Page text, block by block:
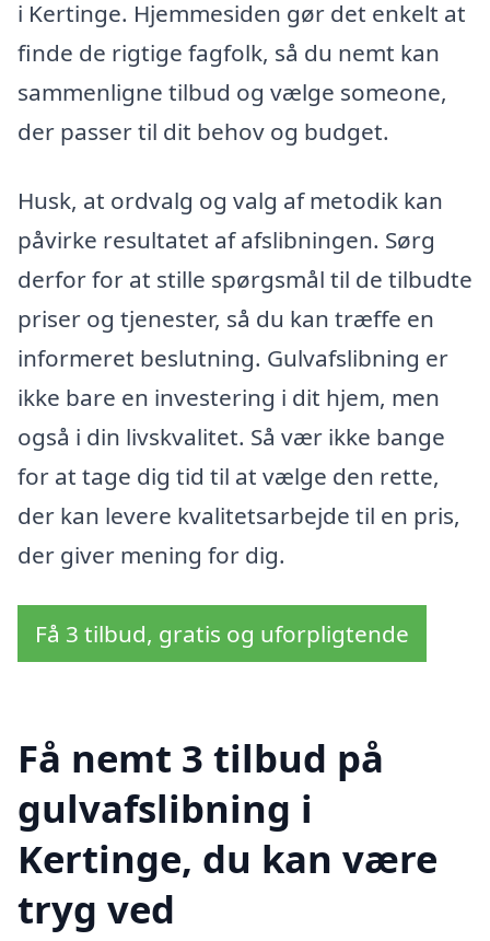
i Kertinge. Hjemmesiden gør det enkelt at
finde de rigtige fagfolk, så du nemt kan
sammenligne tilbud og vælge someone,
der passer til dit behov og budget.
Husk, at ordvalg og valg af metodik kan
påvirke resultatet af afslibningen. Sørg
derfor for at stille spørgsmål til de tilbudte
priser og tjenester, så du kan træffe en
informeret beslutning. Gulvafslibning er
ikke bare en investering i dit hjem, men
også i din livskvalitet. Så vær ikke bange
for at tage dig tid til at vælge den rette,
der kan levere kvalitetsarbejde til en pris,
der giver mening for dig.
Få 3 tilbud, gratis og uforpligtende
Få nemt 3 tilbud på
gulvafslibning i
Kertinge, du kan være
tryg ved